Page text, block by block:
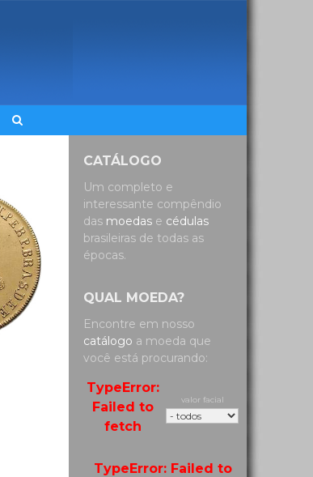
CATÁLOGO
Um completo e
interessante compêndio
das moedas e cédulas
brasileiras de todas as
épocas.
QUAL MOEDA?
Encontre em nosso
catálogo a moeda que
você está procurando:
TypeError:
Failed to
fetch
valor facial
TypeError: Failed to